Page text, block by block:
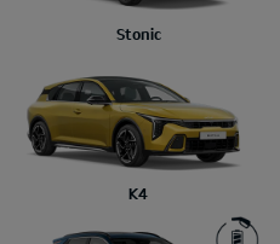
Stonic
K4